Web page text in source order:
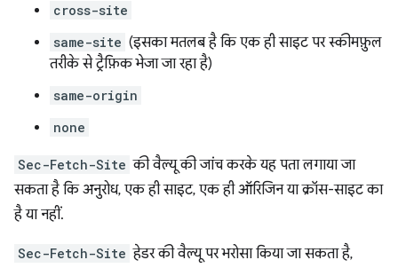
cross-site
same-site (इसका मतलब है कि एक ही साइट पर स्कीमफ़ुल
तरीके से ट्रैफ़िक भेजा जा रहा है)
same-origin
none
Sec-Fetch-Site की वैल्यू की जांच करके यह पता लगाया जा
सकता है कि अनुरोध, एक ही साइट, एक ही ऑरिजिन या क्रॉस-साइट का
है या नहीं.
Sec-Fetch-Site हेडर की वैल्यू पर भरोसा किया जा सकता है,